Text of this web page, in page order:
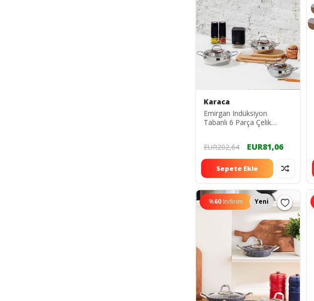
Karaca
Emirgan Indüksiyon
Tabanlı 6 Parça Çelik
EUR202,64
EUR81,06
Sepete Ekle
%60 İndirim Yeni